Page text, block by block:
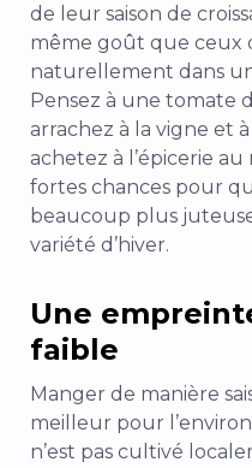
de leur saison de
même goût que ceux
naturellement dans
Pensez à une tomate
arrachez à la vigne et
achetez à l’épicerie au
fortes chances pour
beaucoup plus
variété d’hiver.
Une
faible
Manger de manière
meilleur pour
n’est pas cultivé